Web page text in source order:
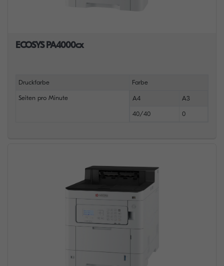
ECOSYS PA4000cx
Druckfarbe Farbe
Seiten pro Minute A4 A3
40/40 0